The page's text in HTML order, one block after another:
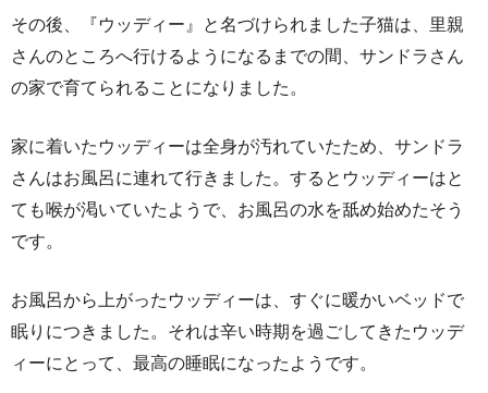
その後、『ウッディー』と名づけられました子猫は、里親
さんのところへ行けるようになるまでの間、サンドラさん
の家で育てられることになりました。
家に着いたウッディーは全身が汚れていたため、サンドラ
さんはお風呂に連れて行きました。するとウッディーはと
ても喉が渇いていたようで、お風呂の水を舐め始めたそう
です。
お風呂から上がったウッディーは、すぐに暖かいベッドで
眠りにつきました。それは辛い時期を過ごしてきたウッデ
ィーにとって、最高の睡眠になったようです。